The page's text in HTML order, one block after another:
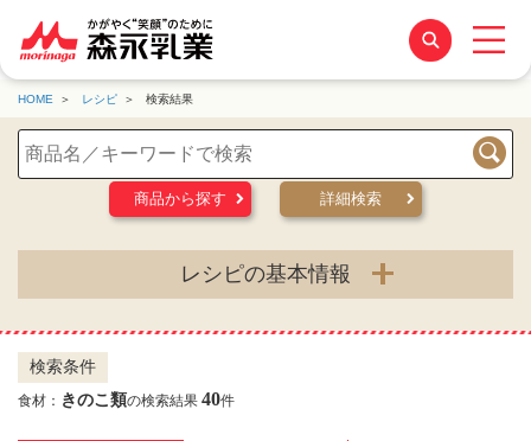
HOME レシピ 検索結果
検索
商品から探す
詳細検索
レシピの基本情報
検索条件
食材： きのこ類の検索結果 40件